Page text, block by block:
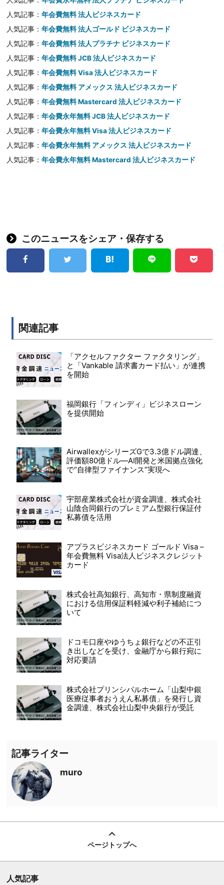
人気記事：年会費無料 法人ビジネスカード
人気記事：年会費無料 法人ゴールド ビジネスカード
人気記事：年会費無料 法人プラチナ ビジネスカード
人気記事：年会費無料 JCB 法人ビジネスカード
人気記事：年会費無料 Visa 法人ビジネスカード
人気記事：年会費無料 アメックス 法人ビジネスカード
人気記事：年会費無料 Mastercard 法人ビジネスカード
人気記事：年会費永年無料 JCB 法人ビジネスカード
人気記事：年会費永年無料 Visa 法人ビジネスカード
人気記事：年会費永年無料 アメックス 法人ビジネスカード
人気記事：年会費永年無料 Mastercard 法人ビジネスカード
このニュースをシェア・保存する
関連記事
「アクセルファクター ファクタリング」
と「Vankable 請求書カード払い」が連携
を開始
福岡銀行「フィンディ」ビジネスローン
を提供開始
AirwallexがシリーズGで3.3億ドル調達、
評価額80億ドル—AI開発と米国拠点強化
で“自律型ファイナンス”実現へ
宇部産業株式会社が資金調達、株式会社
山陰合同銀行のプレミアム型銀行保証付
私募債を活用
アプラスビジネスカード ゴールド Visa –
年会費無料 Visa法人ビジネスクレジット
カード
株式会社高知銀行、高知市・県制度融資
における信用保証料軽減や利子補給につ
いて
ドコモ口座やゆうちょ銀行などの不正引
き出しなどを受け、金融庁から銀行宛に
対応要請
株式会社プリンシパルホーム「山梨中銀
医療従事者おうえん私募債」を発行し資
金調達、株式会社山梨中央銀行が受託
記事ライター
muro
ページトップへ
人気記事